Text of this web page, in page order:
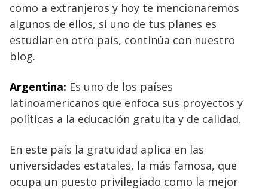
como a extranjeros y hoy te mencionaremos
algunos de ellos, si uno de tus planes es
estudiar en otro país, continúa con nuestro
blog.
Argentina: Es uno de los países
latinoamericanos que enfoca sus proyectos y
políticas a la educación gratuita y de calidad.
En este país la gratuidad aplica en las
universidades estatales, la más famosa, que
ocupa un puesto privilegiado como la mejor